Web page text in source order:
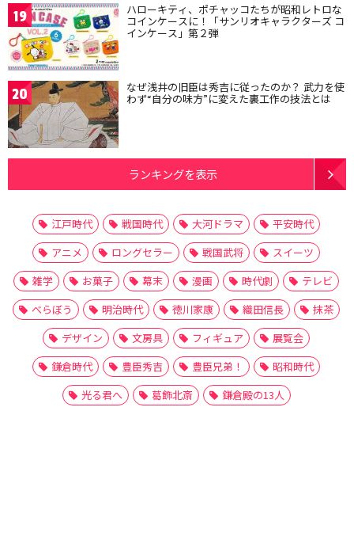
19 ハローキティ、ポチャッコたちが昭和レトロな
コインケースに！「サンリオキャラクターズ コ
インケース」第２弾
20 なぜ浅井の旧臣は秀吉に従ったのか？ 武力を使
わず“自分の味方”に変えた裏工作の技法とは
ランキングを表示
江戸時代 戦国時代 大河ドラマ
平安時代
アニメ
ロングセラー 戦国武将
スイーツ
雑学
お菓子 幕末 漫画 時代劇
テレビ
べらぼう
明治時代 徳川家康 織田信長
抹茶
デザイン
文房具 フィギュア
展覧会
鎌倉時代
豊臣秀吉 豊臣兄弟！
昭和時代
光る君へ
葛飾北斎 鎌倉殿の13人